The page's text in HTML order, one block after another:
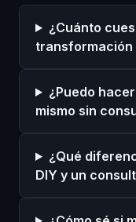
¿Cuánto
transformación
¿Puedo
mismo sin
¿Qué
DIY y un